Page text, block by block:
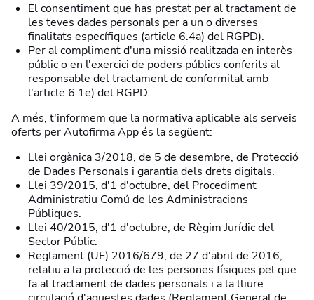
El consentiment que has prestat per al tractament de
les teves dades personals per a un o diverses
finalitats específiques (article 6.4a) del RGPD).
Per al compliment d'una missió realitzada en interès
públic o en l'exercici de poders públics conferits al
responsable del tractament de conformitat amb
l'article 6.1e) del RGPD.
A més, t'informem que la normativa aplicable als serveis
oferts per Autofirma App és la següent:
Llei orgànica 3/2018, de 5 de desembre, de Protecció
de Dades Personals i garantia dels drets digitals.
Llei 39/2015, d'1 d'octubre, del Procediment
Administratiu Comú de les Administracions
Públiques.
Llei 40/2015, d'1 d'octubre, de Règim Jurídic del
Sector Públic.
Reglament (UE) 2016/679, de 27 d'abril de 2016,
relatiu a la protecció de les persones físiques pel que
fa al tractament de dades personals i a la lliure